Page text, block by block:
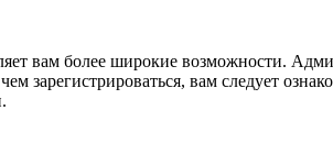
вам более широкие возможности.
зарегистрироваться, вам следует